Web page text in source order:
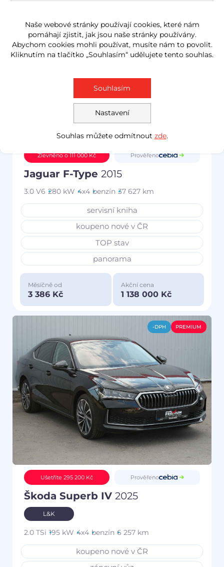
Zlevněno o 111 000 Kč Prověřeno
Jaguar F-Type 2015
3.0 V6 280 kW 4x4 benzín 37 627 km
servisní kniha
koupeno nové v ČR
TOP stav
panorama
Měsíčně od
3 386 Kč
Akční cena
1 138 000 Kč
-DPH PREMIUM
Ušetříte 295 200 Kč Prověřeno
Škoda Superb IV 2025
L&K
2.0 TSi 195 kW 4x4 benzín 6 257 km
koupeno nové v ČR
Naše webové stránky používají cookies, které nám
pomáhají zjistit, jak jsou naše stránky používány.
Abychom cookies mohli používat, musíte nám to povolit.
Kliknutím na tlačítko „Souhlasím“ udělujete tento souhlas.
Nastavení
Souhlasím
Souhlas můžete odmítnout zde.